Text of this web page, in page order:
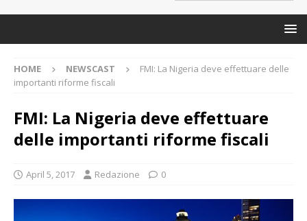
HOME NEWSCAST
FMI: La Nigeria deve effettuare delle
importanti riforme fiscali
FMI: La Nigeria deve effettuare
delle importanti riforme fiscali
April 5, 2017 Redazione 0